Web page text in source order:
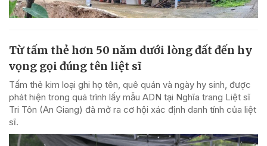
Từ tấm thẻ hơn 50 năm dưới lòng đất đến hy
vọng gọi đúng tên liệt sĩ
Tấm thẻ kim loại ghi họ tên, quê quán và ngày hy sinh, được
phát hiện trong quá trình lấy mẫu ADN tại Nghĩa trang Liệt sĩ
Tri Tôn (An Giang) đã mở ra cơ hội xác định danh tính của liệt
sĩ.